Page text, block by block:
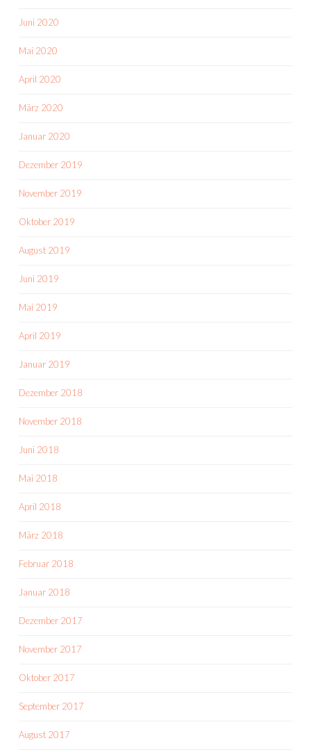
Juni 2020
Mai 2020
April 2020
März 2020
Januar 2020
Dezember 2019
November 2019
Oktober 2019
August 2019
Juni 2019
Mai 2019
April 2019
Januar 2019
Dezember 2018
November 2018
Juni 2018
Mai 2018
April 2018
März 2018
Februar 2018
Januar 2018
Dezember 2017
November 2017
Oktober 2017
September 2017
August 2017